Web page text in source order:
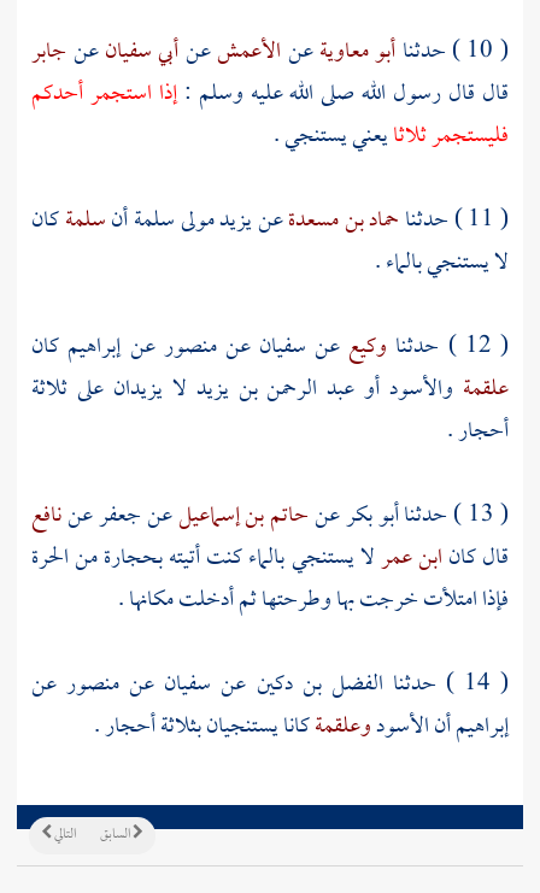
( 10 ) حدثنا
أبو معاويةعنالأعمشعنأبي سفيانعنجابر
قال قال رسول الله صلى الله عليه وسلم :إذا استجمر أحدكم
فليستجمر ثلاثايعني يستنجي .
( 11 ) حدثنا
حماد بن مسعدةعنيزيد مولى سلمةأنسلمةكان
لا يستنجي بالماء .
( 12 ) حدثنا
وكيع عن سفيانعنمنصورعنإبراهيم كان
علقمة والأسود أو عبد الرحمن بن يزيد لا يزيدان على ثلاثة
أحجار .
( 13 ) حدثنا
أبو بكرعنحاتم بن إسماعيلعنجعفرعننافع
قال كانابن عمرلا يستنجي بالماء كنت أتيته بحجارة من الحرة
فإذا امتلأت خرجت بها وطرحتها ثم أدخلت مكانها .
( 14 ) حدثنا
الفضل بن دكين عن سفيان عن منصور عن
إبراهيمأنالأسودوعلقمةكانا يستنجيان بثلاثة أحجار .
التالي السابق